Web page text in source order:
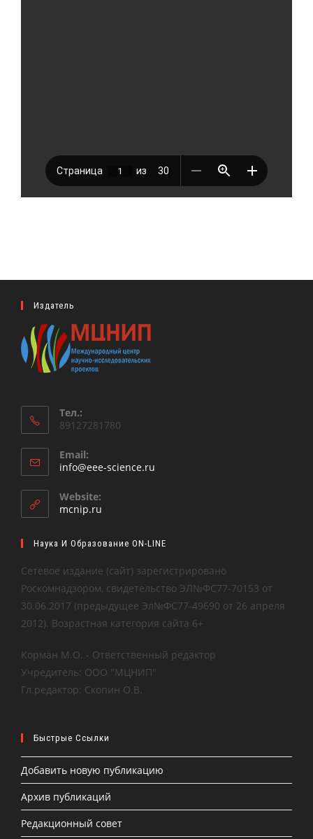
Издатель
Тел.:
89127281780
Email:
info@eee-science.ru
Website:
mcnip.ru
Наука И Образование ON-LINE
Сетевое издание (сайт) зарегистрировано
Роскомнадзором, свидетельство ЭЛ№ФС77-70153 от
30.06.2017 (предыдущее Эл№ФC77-49690 от 26 апреля
2012). Возрастная категория сайта 6+
Корман М.О. - Ответственный редактор
Учредитель: ООО "МЦНИП"
Гл.редактор: Скопин О.В.
Быстрые Ссылки
Добавить новую публикацию
Архив публикаций
Редакционный совет